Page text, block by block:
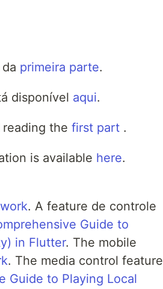
primeira parte.
disponível aqui.
the first part .
is available here.
. A feature de controle
Guide to
in Flutter. The mobile
. The media control feature
Guide to Playing Local